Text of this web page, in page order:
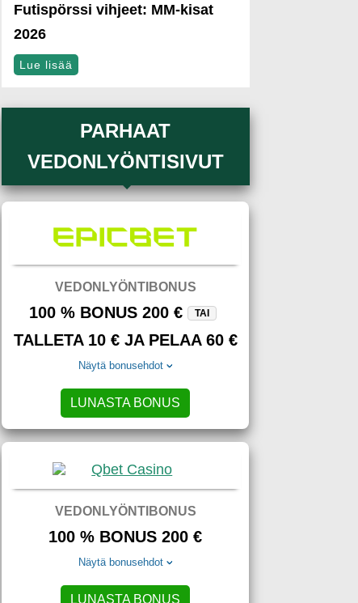
Futispörssi vihjeet: MM-kisat
2026
Lue lisää
PARHAAT
VEDONLYÖNTISIVUT
VEDONLYÖNTIBONUS
100 % BONUS 200 € TAI
TALLETA 10 € JA PELAA 60 €
Näytä bonusehdot
LUNASTA BONUS
VEDONLYÖNTIBONUS
100 % BONUS 200 €
Näytä bonusehdot
LUNASTA BONUS